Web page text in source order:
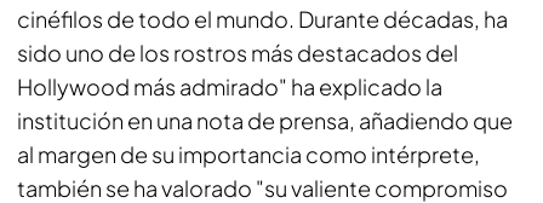
cinéfilos de todo el mundo. Durante décadas, ha
sido uno de los rostros más destacados del
Hollywood más admirado" ha explicado la
institución en una nota de prensa, añadiendo que
al margen de su importancia como intérprete,
también se ha valorado "su valiente compromiso